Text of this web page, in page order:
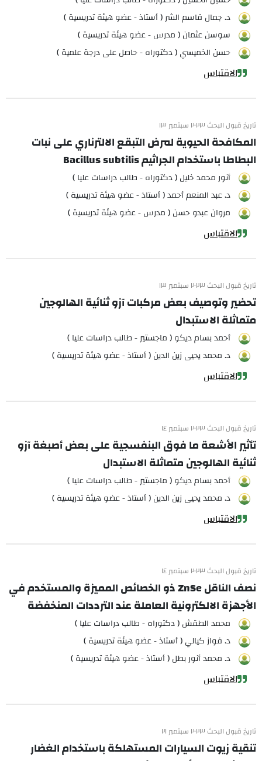
د. جمال قاسم الشر ( أستاذ - عضو هيئة تدريسية )
سوسن عثمان ( مدرس - عضو هيئة تدريسية )
حسن الخميسي ( دكتوراه - حاصل على درجة علمية )
الاقتباس
تاريخ قبول البحث ٢٠٢٣ سبتمبر ١٣
المكافحة الحيوية لمرض التبقع الالترناري على نبات
البطاطا باستخدام الجراثيم Bacillus subtilis
أنور محمد خليل ( دكتوراه - طالب دراسات عليا )
د. عبد المنعم أحمد ( أستاذ - عضو هيئة تدريسية )
مروان عبدو حسن ( مدرس - عضو هيئة تدريسية )
الاقتباس
تاريخ قبول البحث ٢٠٢٣ سبتمبر ١٣
تحضير وتوصيف بعض مركبات آزو ثنائية الهالوجين
متماثلة الاستبدال
أحمد بسام ديكو ( ماجستير - طالب دراسات عليا )
د. محمد يحيى زين الدين ( أستاذ - عضو هيئة تدريسية )
الاقتباس
تاريخ قبول البحث ٢٠٢٣ سبتمبر ١٤
تأثير الأشعة ما فوق البنفسجية على بعض أصبغة آزو
ثنائية الهالوجين متماثلة الاستبدال
أحمد بسام ديكو ( ماجستير - طالب دراسات عليا )
د. محمد يحيى زين الدين ( أستاذ - عضو هيئة تدريسية )
الاقتباس
تاريخ قبول البحث ٢٠٢٣ سبتمبر ١٤
نصف الناقل ZnSe ذو الخصائص المميزة والمستخدم في
الأجهزة الالكترونية العاملة عند الترددات المنخفضة
محمد الطقش ( دكتوراه - طالب دراسات عليا )
د. فواز كيالي ( أستاذ - عضو هيئة تدريسية )
د. محمد أنور بطل ( أستاذ - عضو هيئة تدريسية )
الاقتباس
تاريخ قبول البحث ٢٠٢٣ سبتمبر ٢١
تنقية زيوت السيارات المستهلكة باستخدام الغضار